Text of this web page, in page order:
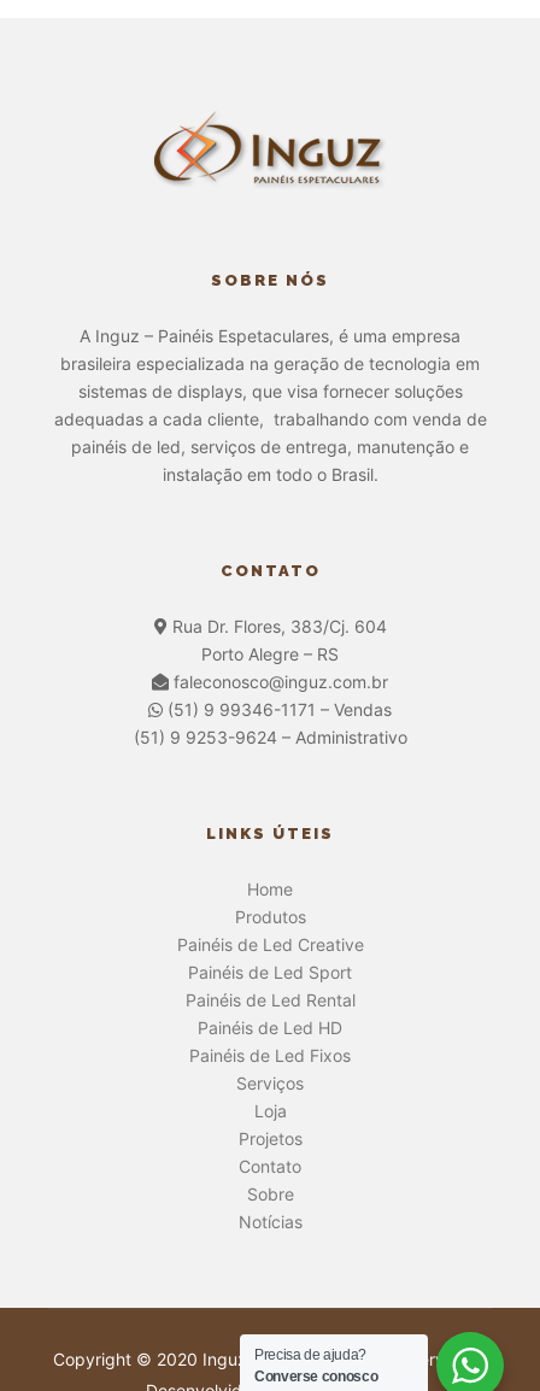
SOBRE NÓS
A Inguz – Painéis Espetaculares, é uma empresa
brasileira especializada na geração de tecnologia em
sistemas de displays, que visa fornecer soluções
adequadas a cada cliente, trabalhando com venda de
painéis de led, serviços de entrega, manutenção e
instalação em todo o Brasil.
CONTATO
Rua Dr. Flores, 383/Cj. 604
Porto Alegre – RS
faleconosco@inguz.com.br
(51) 9 99346-1171 – Vendas
(51) 9 9253-9624 – Administrativo
LINKS ÚTEIS
Home
Produtos
Painéis de Led Creative
Painéis de Led Sport
Painéis de Led Rental
Painéis de Led HD
Painéis de Led Fixos
Serviços
Loja
Projetos
Contato
Sobre
Notícias
Copyright © 2020 Inguz. Todos os direitos reservados.
Precisa de ajuda?
Converse conosco